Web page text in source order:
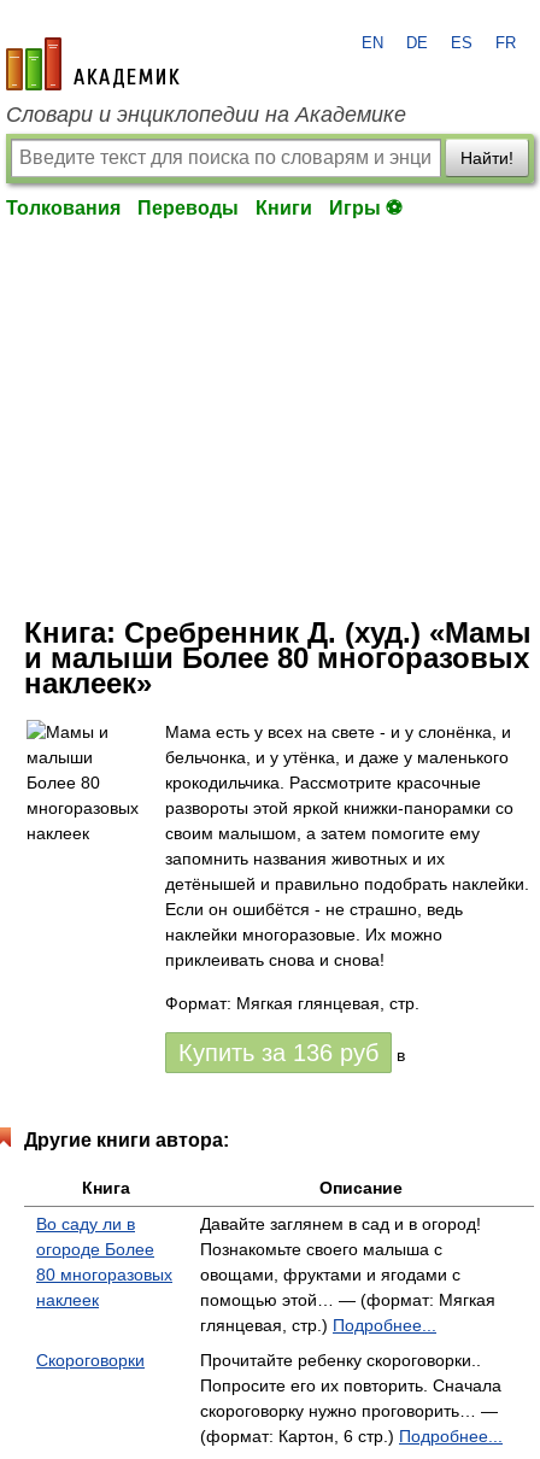
academic.ru
EN DE ES FR
Словари и энциклопедии на Академике
Найти!
Толкования Переводы Книги Игры ⚽
Книга: Сребренник Д. (худ.) «Мамы
и малыши Более 80 многоразовых
наклеек»
Мама есть у всех на свете - и у слонёнка, и
бельчонка, и у утёнка, и даже у маленького
крокодильчика. Рассмотрите красочные
развороты этой яркой книжки-панорамки со
своим малышом, а затем помогите ему
запомнить названия животных и их
детёнышей и правильно подобрать наклейки.
Если он ошибётся - не страшно, ведь
наклейки многоразовые. Их можно
приклеивать снова и снова!
Формат: Мягкая глянцевая, стр.
Купить за 136 руб в
Другие книги автора:
Книга
Описание
Во саду ли в
огороде Более
80 многоразовых
наклеек
Давайте заглянем в сад и в огород!
Познакомьте своего малыша с
овощами, фруктами и ягодами с
помощью этой… — (формат: Мягкая
глянцевая, стр.) Подробнее...
Скороговорки
Прочитайте ребенку скороговорки..
Попросите его их повторить. Сначала
скороговорку нужно проговорить… —
(формат: Картон, 6 стр.) Подробнее...